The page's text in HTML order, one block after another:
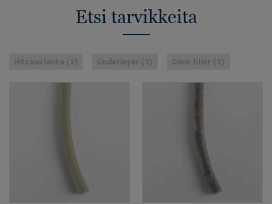
Etsi tarvikkeita
Hitsauslanka (2) Underlayer (1) Cove filler (1)